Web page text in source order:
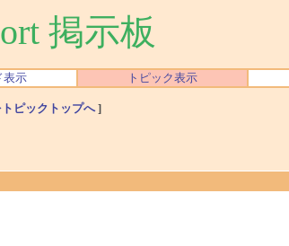
掲示板
表示 トピック表示
ピックトップへ]